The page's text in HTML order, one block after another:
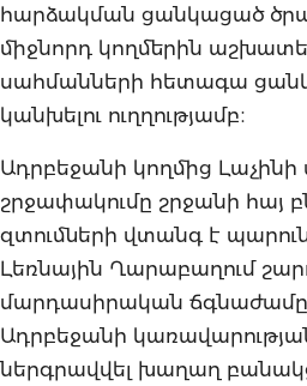
հարձակման ցանկացած
միջնորդ կողմերին
սահմանների հետագա
կանխելու ուղղությամբ։
Ադրբեջանի կողմից Լաչինի
շրջափակումը շրջանի հայ
զտումների վտանգ է
Լեռնային Ղարաբաղում
մարդասիրական
Ադրբեջանի
ներգրավվել խաղաղ